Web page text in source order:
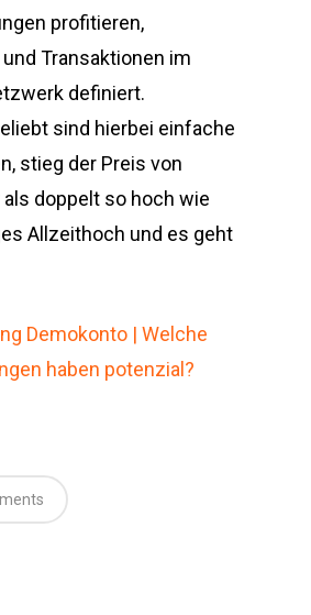
profitieren,
Transaktionen im
definiert.
sind hierbei einfache
stieg der Preis von
doppelt so hoch wie
Allzeithoch und es geht
Demokonto | Welche
haben potenzial?